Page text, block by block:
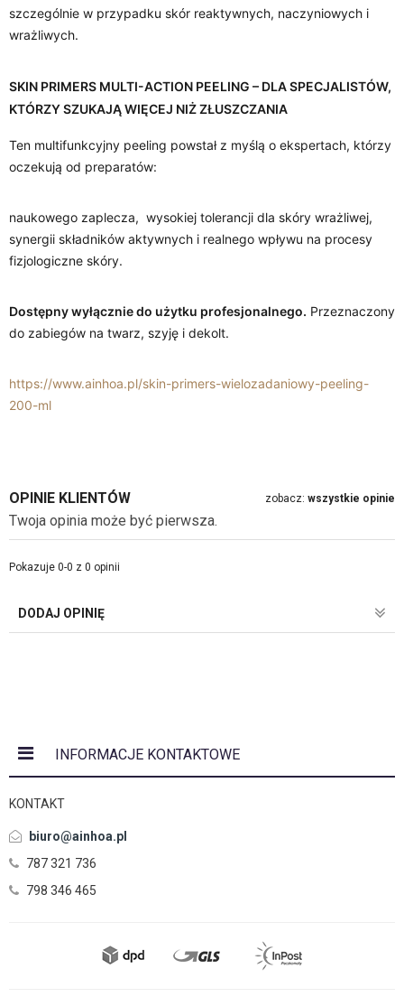
szczególnie w przypadku skór reaktywnych, naczyniowych i
wrażliwych.
SKIN PRIMERS MULTI-ACTION PEELING – DLA SPECJALISTÓW,
KTÓRZY SZUKAJĄ WIĘCEJ NIŻ ZŁUSZCZANIA
Ten multifunkcyjny peeling powstał z myślą o ekspertach, którzy
oczekują od preparatów:
naukowego zaplecza, wysokiej tolerancji dla skóry wrażliwej,
synergii składników aktywnych i realnego wpływu na procesy
fizjologiczne skóry.
Dostępny wyłącznie do użytku profesjonalnego. Przeznaczony
do zabiegów na twarz, szyję i dekolt.
https://www.ainhoa.pl/skin-primers-wielozadaniowy-peeling-
200-ml
OPINIE KLIENTÓW zobacz: wszystkie opinie
Twoja opinia może być pierwsza.
Pokazuje 0-0 z 0 opinii
DODAJ OPINIĘ
INFORMACJE KONTAKTOWE
KONTAKT
biuro@ainhoa.pl
787 321 736
798 346 465